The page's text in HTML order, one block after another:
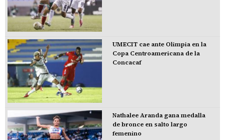
UMECIT cae ante Olimpia en la
Copa Centroamericana de la
Concacaf
Nathalee Aranda gana medalla
de bronce en salto largo
femenino